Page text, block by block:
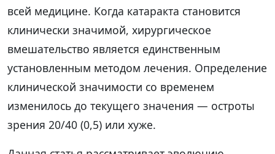
всей медицине. Когда катаракта становится
клинически значимой, хирургическое
вмешательство является единственным
установленным методом лечения. Определение
клинической значимости со временем
изменилось до текущего значения — остроты
зрения 20/40 (0,5) или хуже.